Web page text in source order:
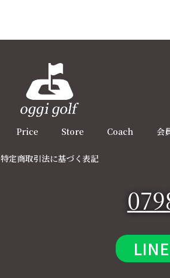
Price Store Coach 会
特定商取引法に基づく表記